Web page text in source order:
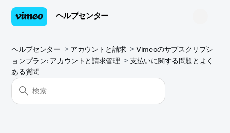
ヘルプセンター
ヘルプセンター アカウントと請求
Vimeoのサブスクリプシ
ョンプラン: アカウントと請求管理
支払いに関する問題とよく
ある質問